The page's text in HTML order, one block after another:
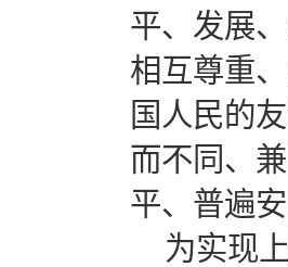
平、发展
相互尊重
国人民的
而不同、
平、普遍
为实现